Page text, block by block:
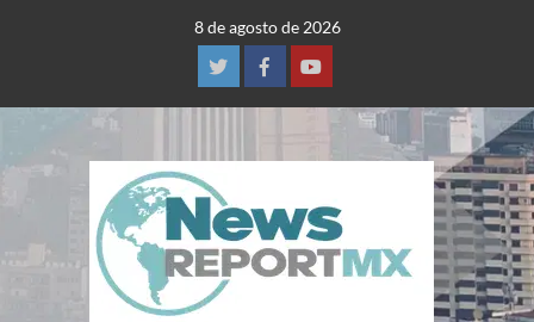
8 de agosto de 2026
TwitterFacebookYoutube